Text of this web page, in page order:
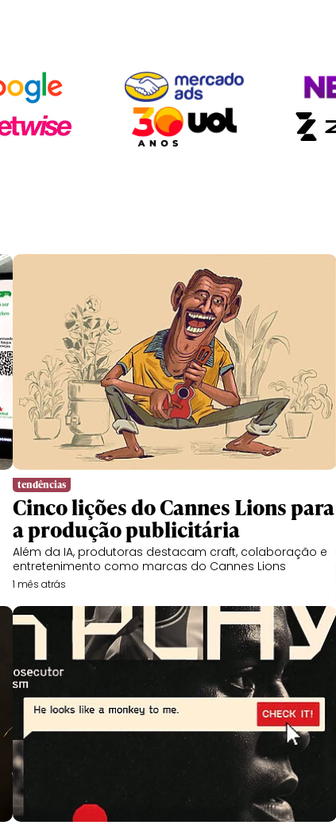
tendências
Cinco lições do Cannes Lions para
a produção publicitária
Além da IA, produtoras destacam craft, colaboração e
entretenimento como marcas do Cannes Lions
1 mês atrás